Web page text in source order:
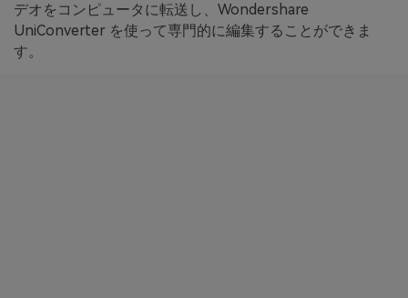
デオをコンピュータに転送し、Wondershare
UniConverter を使って専門的に編集することができま
す。